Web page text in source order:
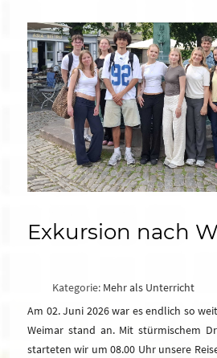
Exkursion nach
Kategorie: Mehr als Unterricht
Am 02. Juni 2026 war es endlich so
Weimar stand an. Mit stürmischem
starteten wir um 08.00 Uhr unsere